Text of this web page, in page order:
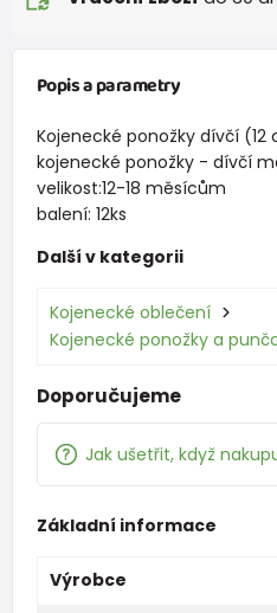
Popis a parametry
Kojenecké ponožky dívčí (12
kojenecké ponožky - dívčí
velikost:12-18 měsícům
balení: 12ks
Další v kategorii
Kojenecké oblečení
Kojenecké ponožky a
Doporučujeme
Jak ušetřit, když
Základní informace
Výrobce